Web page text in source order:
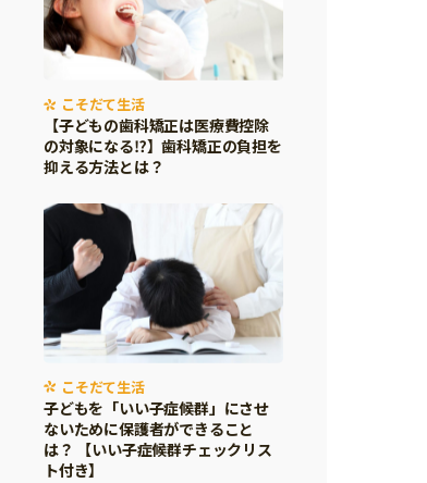
こそだて生活
【子どもの歯科矯正は医療費控除
の対象になる⁉】歯科矯正の負担を
抑える方法とは？
こそだて生活
子どもを「いい子症候群」にさせ
ないために保護者ができること
は？ 【いい子症候群チェックリス
ト付き】